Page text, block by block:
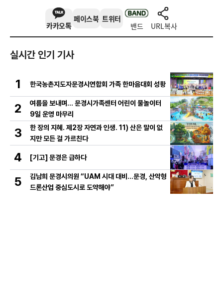
카카오톡
페이스북 트위터
밴드 URL복사
실시간 인기 기사
1 한국농촌지도자문경시연합회 가족 한마음대회 성황
2
여름을 보내며… 문경시가족센터 어린이 물놀이터
9일 운영 마무리
3
한 장의 지혜. 제2장 자연과 인생. 11) 산은 말이 없
지만 모든 걸 가르친다
4 [기고] 문경은 급하다
5
김남희 문경시의원 “UAM 시대 대비…문경, 산악형
드론산업 중심도시로 도약해야”